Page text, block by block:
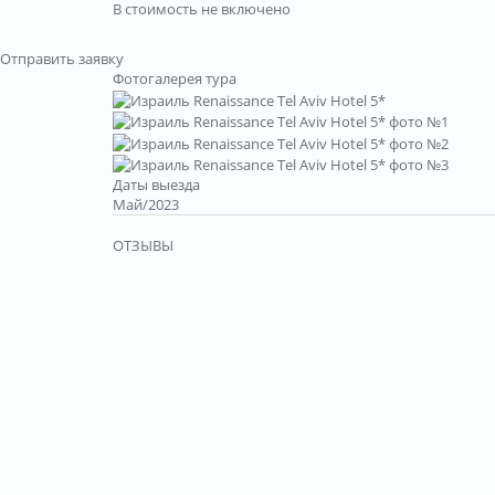
В стоимость не включено
Отправить заявку
Фотогалерея тура
Даты выезда
Май/2023
ОТЗЫВЫ